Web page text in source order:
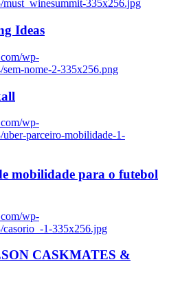
must_winesummit-335x256.jpg
Ideas
wp-
nome-2-335x256.png
wp-
parceiro-mobilidade-1-
mobilidade para o futebol
wp-
casorio_-1-335x256.jpg
CASKMATES &